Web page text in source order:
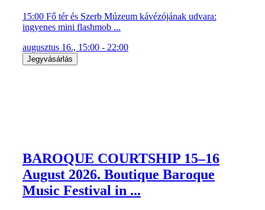
15:00 Fő tér és Szerb Múzeum kávézójának udvara:
ingyenes mini flashmob ...
augusztus 16., 15:00 - 22:00
Jegyvásárlás
BAROQUE COURTSHIP 15–16
August 2026. Boutique Baroque
Music Festival in ...